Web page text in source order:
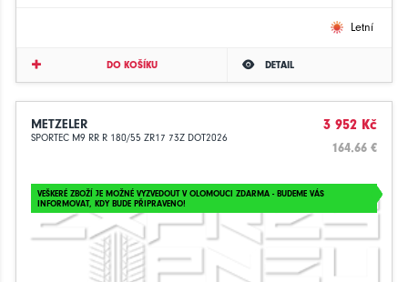
Letní
DO KOŠÍKU DETAIL
METZELER
SPORTEC M9 RR R 180/55 ZR17 73Z DOT2026
3 952 Kč
164.66 €
VEŠKERÉ ZBOŽÍ JE MOŽNÉ VYZVEDOUT V OLOMOUCI ZDARMA - BUDEME VÁS
INFORMOVAT, KDY BUDE PŘIPRAVENO!